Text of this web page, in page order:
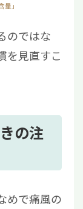
」
のではな
を見直すこ
の注
めで痛風の